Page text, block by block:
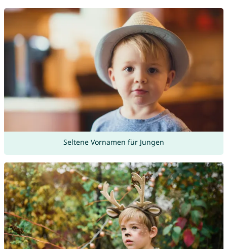
Seltene Vornamen für Jungen